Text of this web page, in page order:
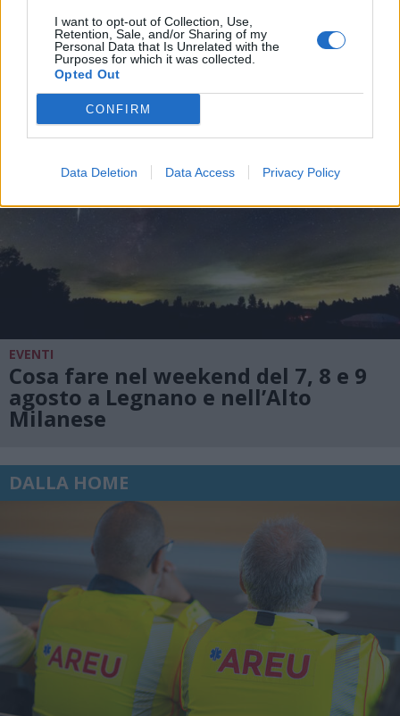
I want to opt-out of Collection, Use,
Retention, Sale, and/or Sharing of my
Personal Data that Is Unrelated with the
Purposes for which it was collected.
Opted Out
CONFIRM
Data Deletion Data Access Privacy Policy
milioni di mezzi in viaggio
EVENTI
Cosa fare nel weekend del 7, 8 e 9
agosto a Legnano e nell’Alto
Milanese
DALLA HOME